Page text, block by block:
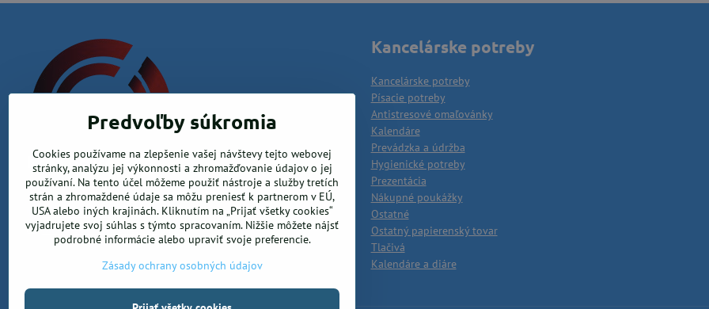
Krea office, s.r.o.
Kamenica nad Hronom 526, 94365 Kamenica nad Hronom
0905 906 246
info@ekancelarskepotreby.sk
Kancelárske potreby
Kancelárske potreby
Písacie potreby
Antistresové omaľovánky
Kalendáre
Prevádzka a údržba
Hygienické potreby
Prezentácia
Nákupné poukážky
Ostatné
Ostatný papierenský tovar
Tlačivá
Kalendáre a diáre
Predvoľby súkromia
Cookies používame na zlepšenie vašej návštevy tejto webovej
stránky, analýzu jej výkonnosti a zhromažďovanie údajov o jej
používaní. Na tento účel môžeme použiť nástroje a služby tretích
strán a zhromaždené údaje sa môžu preniesť k partnerom v EÚ,
USA alebo iných krajinách. Kliknutím na „Prijať všetky cookies“
vyjadrujete svoj súhlas s týmto spracovaním. Nižšie môžete nájsť
podrobné informácie alebo upraviť svoje preferencie.
Zásady ochrany osobných údajov